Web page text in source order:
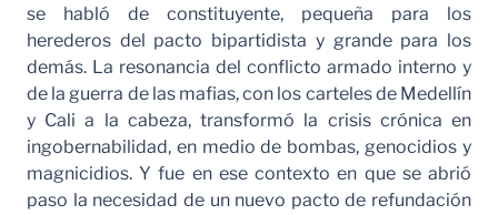
se habló de constituyente, pequeña para los
herederos del pacto bipartidista y grande para los
demás. La resonancia del conflicto armado interno y
de la guerra de las mafias, con los carteles de Medellín
y Cali a la cabeza, transformó la crisis crónica en
ingobernabilidad, en medio de bombas, genocidios y
magnicidios. Y fue en ese contexto en que se abrió
paso la necesidad de un nuevo pacto de refundación